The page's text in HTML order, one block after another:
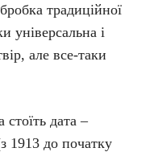
традиційної
універсальна і
але все-таки
дата –
1913 до початку